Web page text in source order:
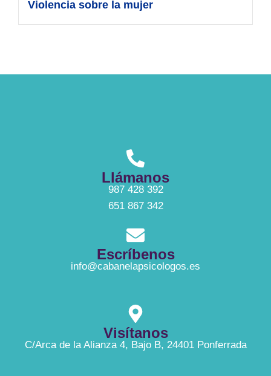
Violencia sobre la mujer
Llámanos
987 428 392
651 867 342
Escríbenos
info@cabanelapsicologos.es
Visítanos
C/Arca de la Alianza 4, Bajo B, 24401 Ponferrada